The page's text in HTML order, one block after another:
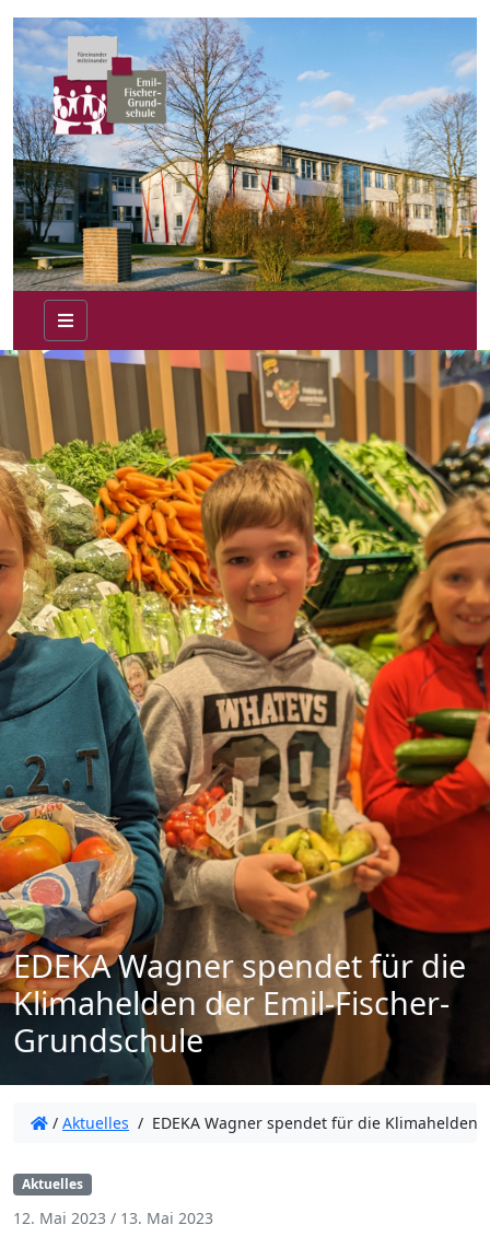
EDEKA Wagner spendet für die
Klimahelden der Emil-Fischer-
Grundschule
/ Aktuelles / EDEKA Wagner spendet für die Klimahelden
Aktuelles
12. Mai 2023 / 13. Mai 2023